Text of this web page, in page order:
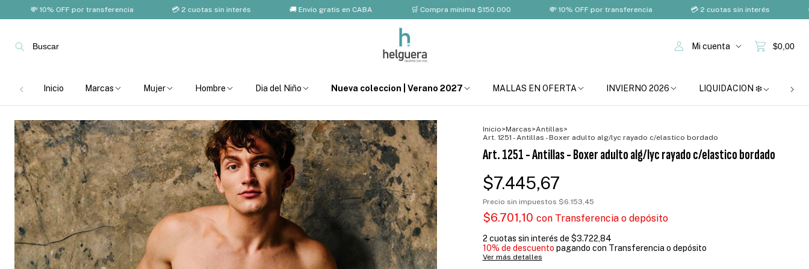
10% OFF por transferencia 💳 2 cuotas sin interés 🚚 Envío gratis en CABA 🛒 Compra mínima $150.000 💸 10% OFF por transferencia 💳 2 cuotas sin interés 🚚 Envío
Buscar Mi cuenta $0,00
Inicio Marcas Mujer Hombre Dia del Niño Nueva coleccion | Verano 2027 MALLAS EN OFERTA INVIERNO 2026 LIQUIDACION ❄️
Inicio>Marcas>Antillas>
Art. 1251 - Antillas - Boxer adulto alg/lyc rayado c/elastico bordado
Art. 1251 - Antillas - Boxer adulto alg/lyc rayado c/elastico bordado
$7.445,67
Precio sin impuestos $6.153,45
$6.701,10 con Transferencia o depósito
2 cuotas sin interés de $3.722,84
10% de descuento pagando con Transferencia o depósito
Ver más detalles